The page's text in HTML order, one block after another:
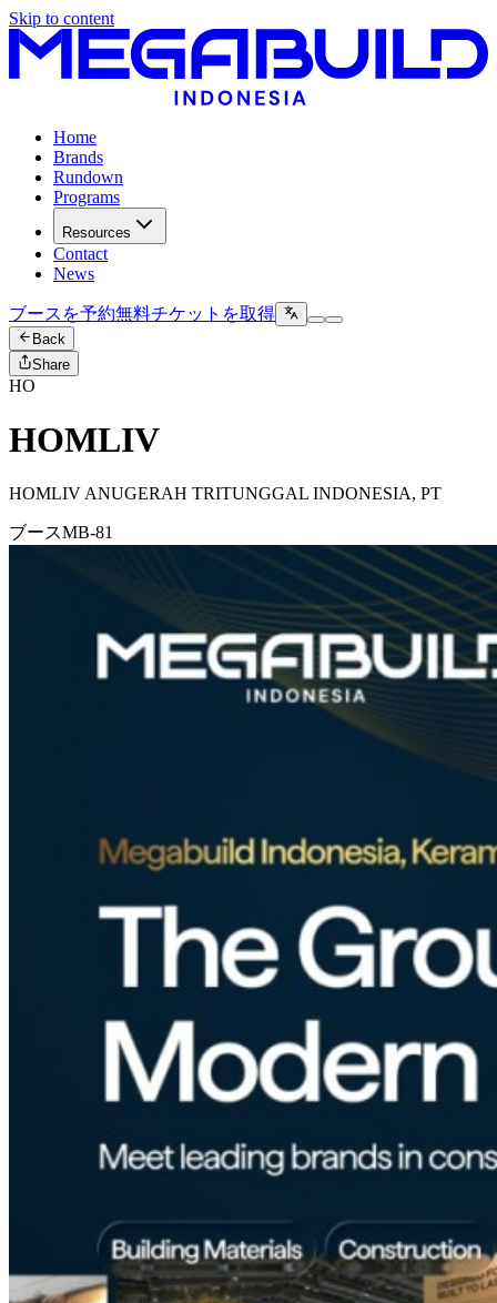
Skip to content
Home
Brands
Rundown
Programs
Resources
Contact
News
ブースを予約無料チケットを取得
Back
Share
HO
HOMLIV
HOMLIV ANUGERAH TRITUNGGAL INDONESIA, PT
ブースMB-81